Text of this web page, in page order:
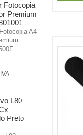
Fotocopia
Premium
A4
L80
Preto